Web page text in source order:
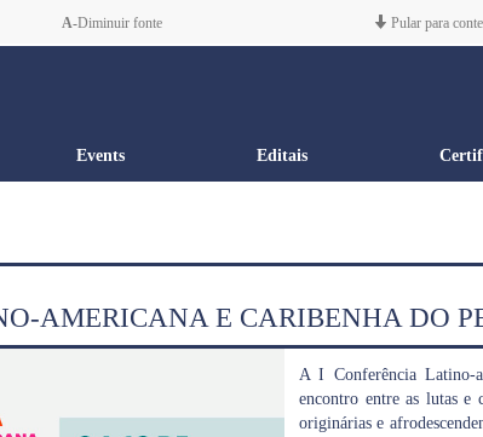
A-Diminuir fonte Pular para
Events Editais
AMERICANA E CARIBENHA DO
A I Conferência Latino-
encontro entre as lutas e
originárias e